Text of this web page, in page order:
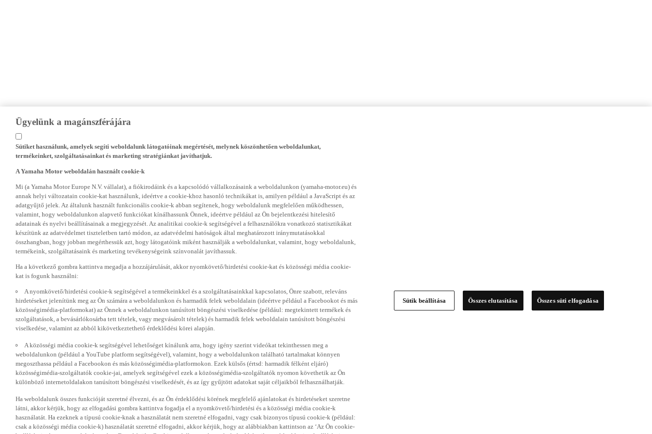
Ügyelünk a magánszférájára
Sütiket használunk, amelyek segíti weboldalunk látogatóinak megértését, melynek köszönhetően weboldalunkat,
termékeinket, szolgáltatásainkat és marketing stratégiánkat javíthatjuk.
A Yamaha Motor weboldalán használt cookie-k
Mi (a Yamaha Motor Europe N.V. vállalat), a fiókirodáink és a kapcsolódó vállalkozásaink a weboldalunkon (yamaha-motor.eu) és
annak helyi változatain cookie-kat használunk, ideértve a cookie-khoz hasonló technikákat is, amilyen például a JavaScript és az
adatgyűjtő jelek. Az általunk használt funkcionális cookie-k abban segítenek, hogy weboldalunk megfelelően működhessen,
valamint, hogy weboldalunkon alapvető funkciókat kínálhassunk Önnek, ideértve például az Ön bejelentkezési hitelesítő
adatainak és nyelvi beállításainak a megjegyzését. Az analitikai cookie-k segítségével a felhasználókra vonatkozó statisztikákat
készítünk az adatvédelmet tiszteletben tartó módon, az adatvédelmi hatóságok által meghatározott iránymutatásokkal
összhangban, hogy jobban megérthessük azt, hogy látogatóink miként használják a weboldalunkat, valamint, hogy weboldalunk,
termékeink, szolgáltatásaink és marketing tevékenységeink színvonalát javíthassuk.
Ha a következő gombra kattintva megadja a hozzájárulását, akkor nyomkövető/hirdetési cookie-kat és közösségi média cookie-
kat is fogunk használni:
A nyomkövető/hirdetési cookie-k segítségével a termékeinkkel és a szolgáltatásainkkal kapcsolatos, Önre szabott, releváns
hirdetéseket jelenítünk meg az Ön számára a weboldalunkon és harmadik felek weboldalain (ideértve például a Facebookot és más
közösségimédia-platformokat) az Önnek a weboldalunkon tanúsított böngészési viselkedése (például: megtekintett termékek és
szolgáltatások, a bevásárlókosárba tett tételek, vagy megvásárolt tételek) és harmadik felek weboldalain tanúsított böngészési
viselkedése, valamint az abból kikövetkeztethető érdeklődési körei alapján.
A közösségi média cookie-k segítségével lehetőséget kínálunk arra, hogy igény szerint videókat tekinthessen meg a
weboldalunkon (például a YouTube platform segítségével), valamint, hogy a weboldalunkon található tartalmakat könnyen
megoszthassa például a Facebookon és más közösségimédia-platformokon. Ezek külsős (értsd: harmadik félként eljáró)
közösségimédia-szolgáltatók cookie-jai, amelyek segítségével ezek a közösségimédia-szolgáltatók nyomon követhetik az Ön
különböző internetoldalakon tanúsított böngészési viselkedését, és az így gyűjtött adatokat saját céljaikból felhasználhatják.
Ha weboldalunk összes funkcióját szeretné élvezni, és az Ön érdeklődési körének megfelelő ajánlatokat és hirdetéseket szeretne
látni, akkor kérjük, hogy az elfogadási gombra kattintva fogadja el a nyomkövető/hirdetési és a közösségi média cookie-k
használatát. Ha ezeknek a típusú cookie-knak a használatát nem szeretné elfogadni, vagy csak bizonyos típusú cookie-k (például:
csak a közösségi média cookie-k) használatát szeretné elfogadni, akkor kérjük, hogy az alábbiakban kattintson az ‘Az Ön cookie-
Sütik beállítása Összes elutasítása Összes süti elfogadása